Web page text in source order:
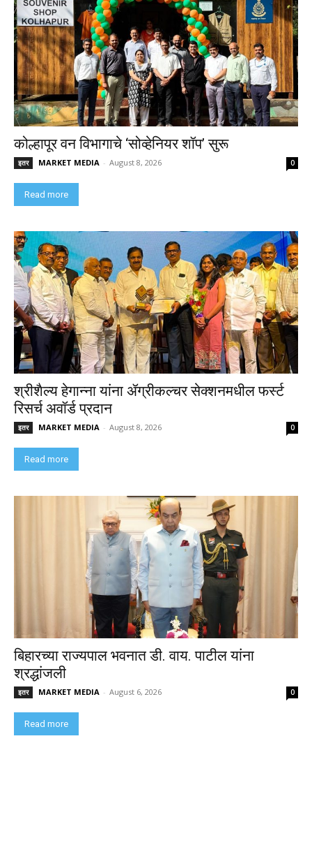
कोल्हापूर वन विभागाचे ‘सोव्हेनियर शॉप’ सुरू
इतर MARKET MEDIA - August 8, 2026 0
Read more
श्रीशैल्य हेगान्ना यांना ॲग्रीकल्चर सेक्शनमधील फर्स्ट
रिसर्च अवॉर्ड प्रदान
इतर MARKET MEDIA - August 8, 2026 0
Read more
बिहारच्या राज्यपाल भवनात डी. वाय. पाटील यांना
श्रद्धांजली
इतर MARKET MEDIA - August 6, 2026 0
Read more